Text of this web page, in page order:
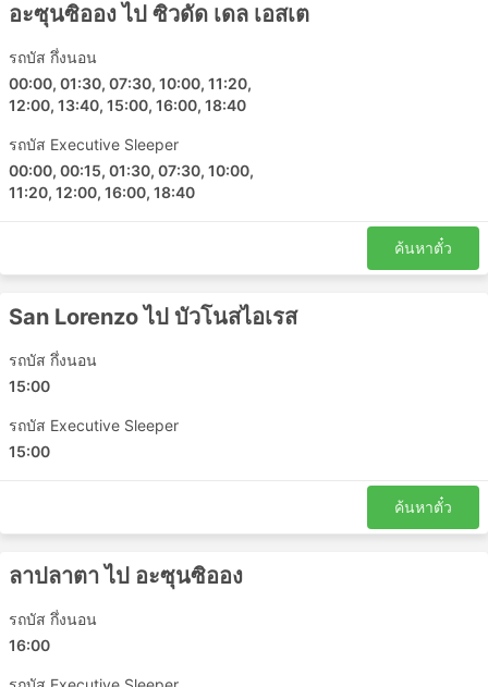
อะซุนซิออง ไป ซิวดัด เดล เอสเต
รถบัส กึ่งนอน
00:00, 01:30, 07:30, 10:00, 11:20,
12:00, 13:40, 15:00, 16:00, 18:40
รถบัส Executive Sleeper
00:00, 00:15, 01:30, 07:30, 10:00,
11:20, 12:00, 16:00, 18:40
ค้นหาตั๋ว
San Lorenzo ไป บัวโนสไอเรส
รถบัส กึ่งนอน
15:00
รถบัส Executive Sleeper
15:00
ค้นหาตั๋ว
ลาปลาตา ไป อะซุนซิออง
รถบัส กึ่งนอน
16:00